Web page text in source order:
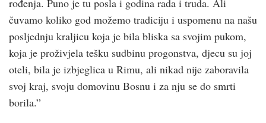
rođenja. Puno je tu posla i godina rada i truda. Ali
čuvamo koliko god možemo tradiciju i uspomenu na našu
posljednju kraljicu koja je bila bliska sa svojim pukom,
koja je proživjela tešku sudbinu progonstva, djecu su joj
oteli, bila je izbjeglica u Rimu, ali nikad nije zaboravila
svoj kraj, svoju domovinu Bosnu i za nju se do smrti
borila.”